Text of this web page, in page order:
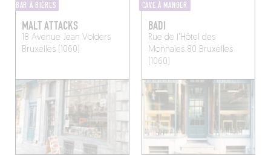
BAR À BIÈRES
MALT ATTACKS
18 Avenue Jean Volders
Bruxelles (1060)
CAVE À MANGER
BADI
Rue de l'Hôtel des
Monnaies 80 Bruxelles
(1060)